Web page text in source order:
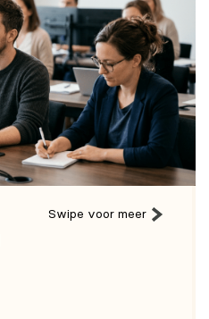
Swipe voor meer